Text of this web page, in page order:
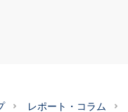
レポート・コラム